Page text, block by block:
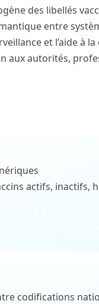
des libellés
entre
et l’aide à
aux autorités,
actifs, inactifs,
codifications